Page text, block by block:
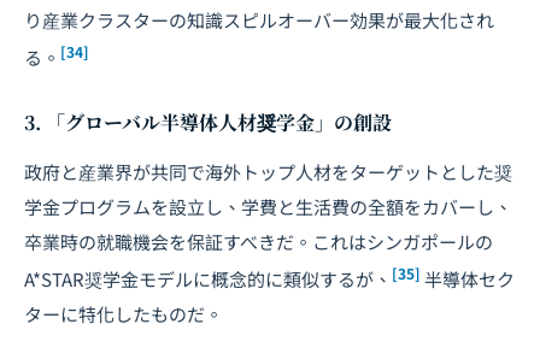
り産業クラスターの知識スピルオーバー効果が最大化され
る。 [34]
3. 「グローバル半導体人材奨学金」の創設
政府と産業界が共同で海外トップ人材をターゲットとした奨
学金プログラムを設立し、学費と生活費の全額をカバーし、
卒業時の就職機会を保証すべきだ。これはシンガポールの
A*STAR奨学金モデルに概念的に類似するが、 [35] 半導体セク
ターに特化したものだ。